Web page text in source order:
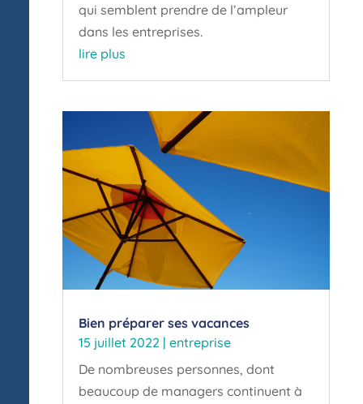
qui semblent prendre de l’ampleur
dans les entreprises.
lire plus
Bien préparer ses vacances
15 juillet 2022 |entreprise
De nombreuses personnes, dont
beaucoup de managers continuent à